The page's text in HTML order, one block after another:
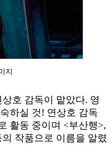
지
호 감독이 맡았다. 영
하실 것! 연상호 감독
활동 중이며 <부산행>,
작품으로 이름을 알렸